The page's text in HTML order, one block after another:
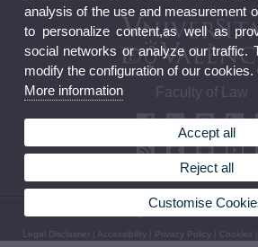
Faculty of Law
Legal Disclaimer| Accessibility| Privacy Policy| Cookies
analysis of the use and measurement
to personalize content,as well as
social networks or analyze our traffic.
modify the configuration of our
More information
Accept all
Reject all
Customise